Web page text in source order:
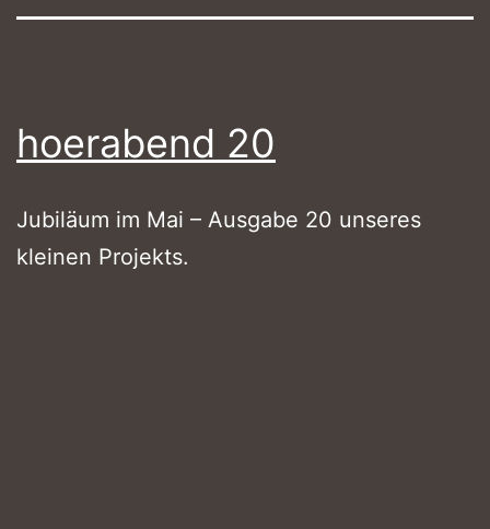
hoerabend 20
Jubiläum im Mai – Ausgabe 20 unseres
kleinen Projekts.